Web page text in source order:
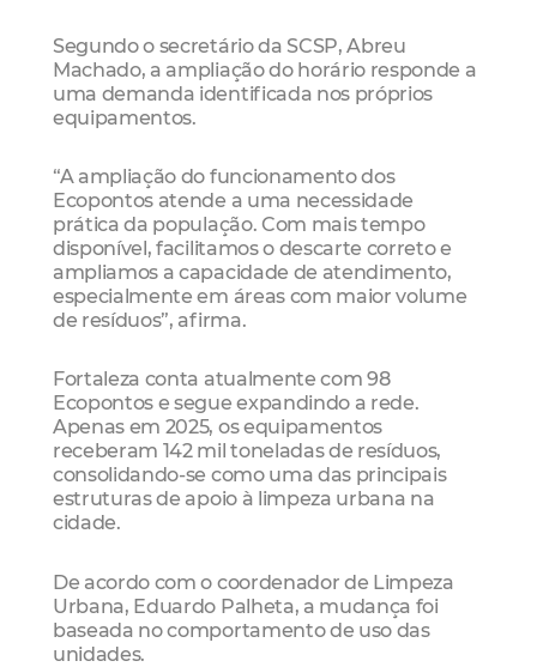
Segundo o secretário da SCSP, Abreu
Machado, a ampliação do horário responde a
uma demanda identificada nos próprios
equipamentos.
“A ampliação do funcionamento dos
Ecopontos atende a uma necessidade
prática da população. Com mais tempo
disponível, facilitamos o descarte correto e
ampliamos a capacidade de atendimento,
especialmente em áreas com maior volume
de resíduos”, afirma.
Fortaleza conta atualmente com 98
Ecopontos e segue expandindo a rede.
Apenas em 2025, os equipamentos
receberam 142 mil toneladas de resíduos,
consolidando-se como uma das principais
estruturas de apoio à limpeza urbana na
cidade.
De acordo com o coordenador de Limpeza
Urbana, Eduardo Palheta, a mudança foi
baseada no comportamento de uso das
unidades.